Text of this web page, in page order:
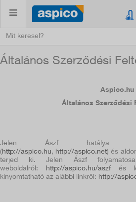
Általános Szerződési
Aspico.hu
Általános Szerződési
Jelen Ászf hatálya
(http://aspico.hu, http://aspico.net)és
terjed ki. Jelen Ászf
weboldalról: http://aspico.hu/aszf
és
kinyomtatható az alábbi linkről: http://